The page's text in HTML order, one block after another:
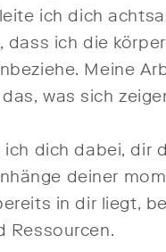
ich dich
ich die
Meine
was sich
dich dabei, dir
deiner
in dir liegt,
Ressourcen.